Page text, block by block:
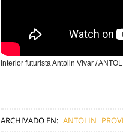
Interior futurista Antolin Vivar /
ARCHIVADO EN: ANTOLIN